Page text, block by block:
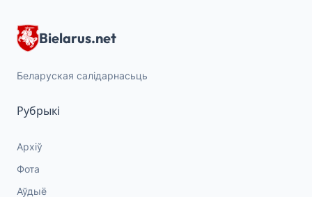
Bielarus.net
Беларуская салідарнасьць
Рубрыкі
Архіў
Фота
Аўдыё